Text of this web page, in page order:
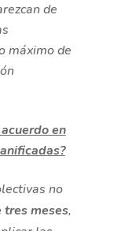
de
máximo de
en
no
tres meses,